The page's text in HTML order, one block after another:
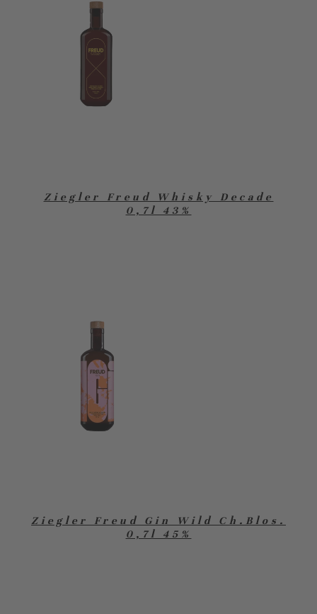
Ziegler Freud Whisky Decade
0,7l 43%
Ziegler Freud Gin Wild Ch.Blos.
0,7l 45%